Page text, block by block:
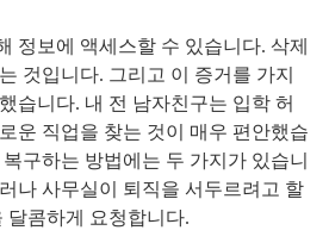
정보에 액세스할 수 있습니다. 삭제
것입니다. 그리고 이 증거를 가지
습니다. 내 전 남자친구는 입학 허
운 직업을 찾는 것이 매우 편안했습
구하는 방법에는 두 가지가 있습니
나 사무실이 퇴직을 서두르려고 할
달콤하게 요청합니다.